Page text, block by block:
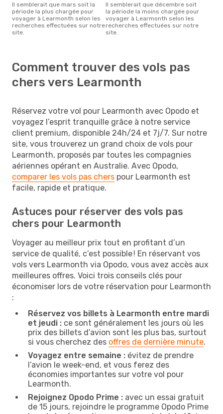
Il semblerait que mars soit la
période la plus chargée pour
voyager à Learmonth selon les
recherches effectuées sur notre
site.
Il semblerait que décembre soit
la période la moins chargée pour
voyager à Learmonth selon les
recherches effectuées sur notre
site.
Comment trouver des vols pas
chers vers Learmonth
Réservez votre vol pour Learmonth avec Opodo et
voyagez l’esprit tranquille grâce à notre service
client premium, disponible 24h/24 et 7j/7. Sur notre
site, vous trouverez un grand choix de vols pour
Learmonth, proposés par toutes les compagnies
aériennes opérant en Australie. Avec Opodo,
comparer les vols pas chers pour Learmonth est
facile, rapide et pratique.
Astuces pour réserver des vols pas
chers pour Learmonth
Voyager au meilleur prix tout en profitant d’un
service de qualité, c’est possible ! En réservant vos
vols vers Learmonth via Opodo, vous avez accès aux
meilleures offres. Voici trois conseils clés pour
économiser lors de votre réservation pour Learmonth
:
Réservez vos billets à Learmonth entre mardi
et jeudi : ce sont généralement les jours où les
prix des billets d’avion sont les plus bas, surtout
si vous cherchez des offres de dernière minute.
Voyagez entre semaine : évitez de prendre
l’avion le week-end, et vous ferez des
économies importantes sur votre vol pour
Learmonth.
Rejoignez Opodo Prime : avec un essai gratuit
de 15 jours, rejoindre le programme Opodo Prime